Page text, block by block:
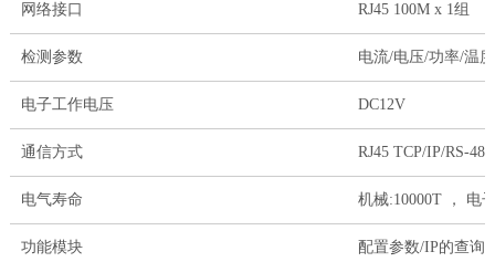
网络接口 RJ45 100M x 1组
检测参数 电流/电压/功率/温
电子工作电压 DC12V
通信方式 RJ45 TCP/IP/RS-
电气寿命 机械:10000T ， 电
功能模块
配置参数/IP的查询